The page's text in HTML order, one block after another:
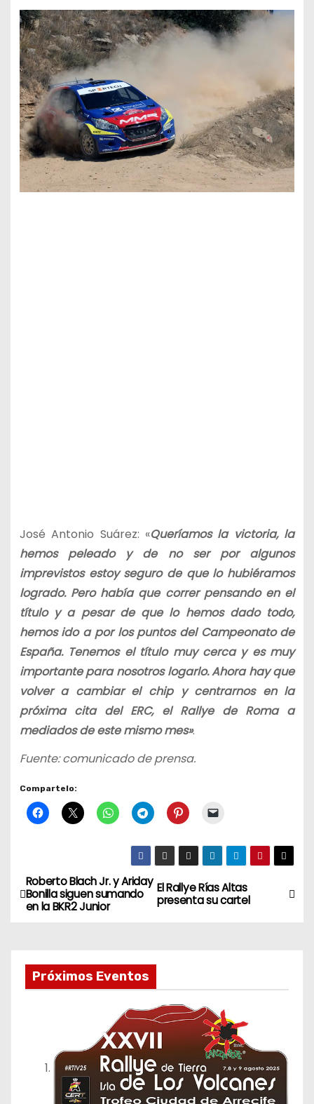
José Antonio Suárez: «Queríamos la victoria, la
hemos peleado y de no ser por algunos
imprevistos estoy seguro de que lo hubiéramos
logrado. Pero había que correr pensando en el
título y a pesar de que lo hemos dado todo,
hemos ido a por los puntos del Campeonato de
España. Tenemos el título muy cerca y es muy
importante para nosotros logarlo. Ahora hay que
volver a cambiar el chip y centrarnos en la
próxima cita del ERC, el Rallye de Roma a
mediados de este mismo mes».
Fuente: comunicado de prensa.
Compartelo:
N
a
El Rallye Rías Altas
presenta su cartel
Roberto Blach Jr. y Ariday
Bonilla siguen sumando
en la BKR2 Junior
Próximos Eventos